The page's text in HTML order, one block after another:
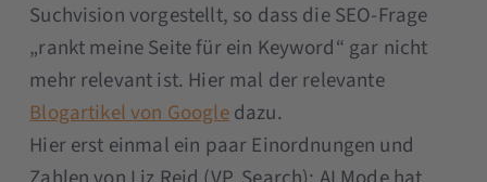
Suchvision vorgestellt, so dass die SEO-Frage
„rankt meine Seite für ein Keyword“ gar nicht
mehr relevant ist. Hier mal der relevante
Blogartikel von Googledazu.
Hier erst einmal ein paar Einordnungen und